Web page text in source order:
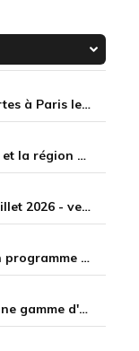
Le premier Genshin Café ouvrira ses portes à Paris le 14 août
Genshin Impact déploiera sa version 7.0 et la région de Snezhnaya le 12 août
Codes primo-gemmes Genshin Impact juillet 2026 - version 7.0
Gamescom 2026 : HoYoverse dévoile son programme et présente deux nouveaux jeux inédits
UGREEN et Honkai: Star Rail dévoilent une gamme d'accessoires de recharge en édition limitée